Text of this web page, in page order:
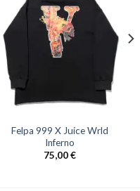
Felpa 999 X Juice Wrld
Inferno
75,00€